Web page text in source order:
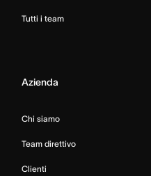
Tutti i team
Azienda
Chi siamo
Team direttivo
Clienti